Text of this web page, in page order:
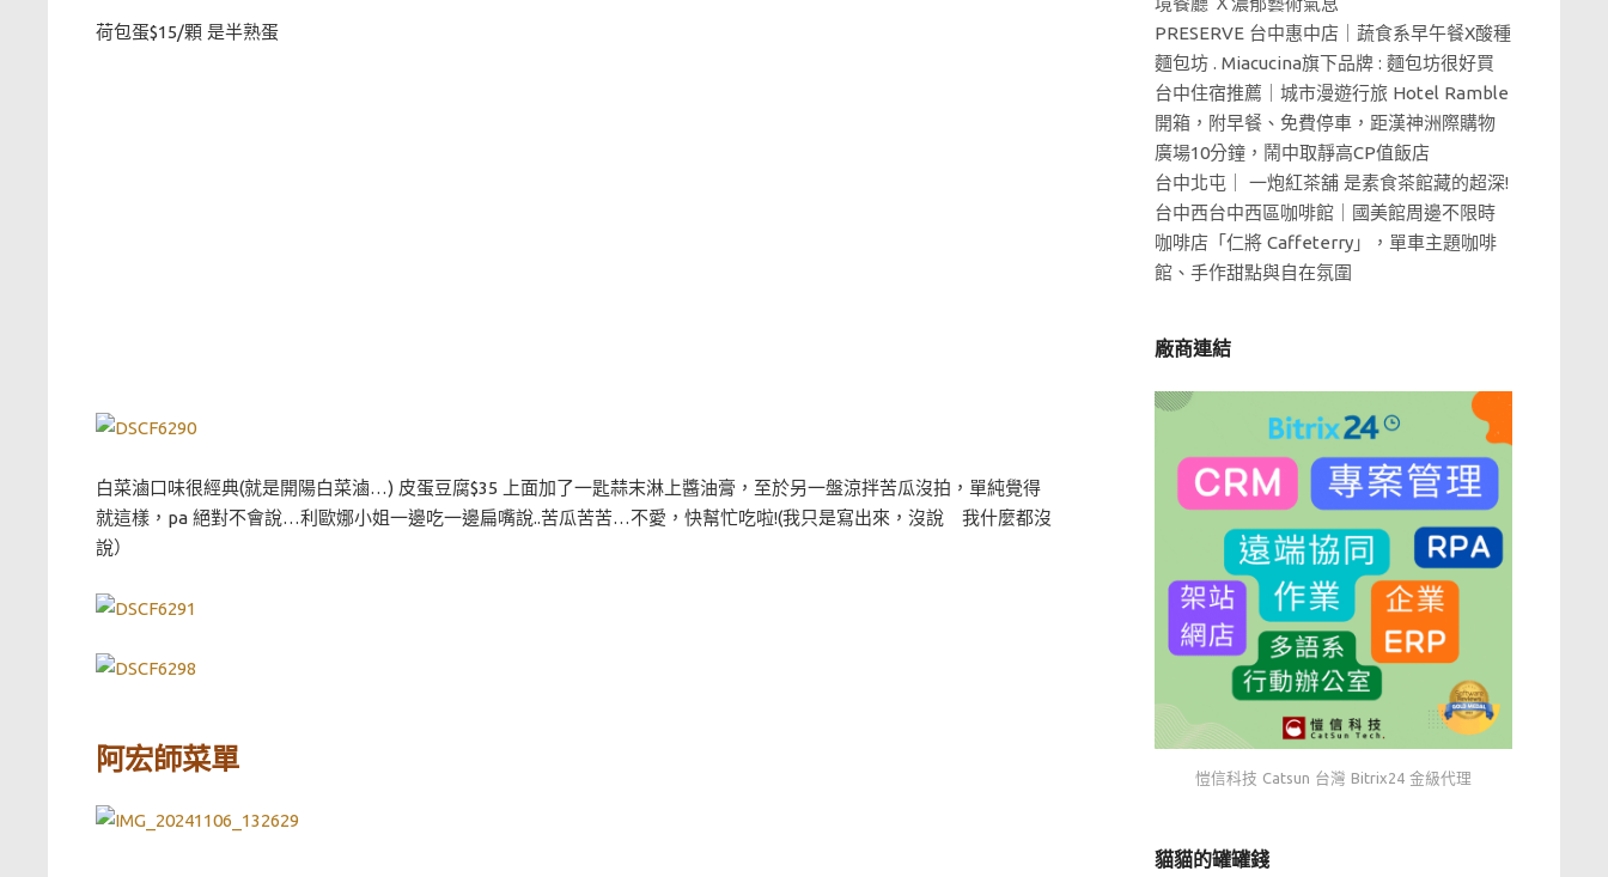
荷包蛋$15/顆 是半熟蛋
白菜滷口味很經典(就是開陽白菜滷…) 皮蛋豆腐$35 上面加了一匙蒜末淋上醬油膏，至於另一盤涼拌苦瓜沒拍，單純覺得
就這樣，pa 絕對不會說…利歐娜小姐一邊吃一邊扁嘴說..苦瓜苦苦…不愛，快幫忙吃啦!(我只是寫出來，沒說 我什麼都沒
說）
阿宏師菜單
PRESERVE 台中惠中店｜蔬食系早午餐X酸種
麵包坊 . Miacucina旗下品牌 : 麵包坊很好買
台中住宿推薦｜城市漫遊行旅 Hotel Ramble
開箱，附早餐、免費停車，距漢神洲際購物
廣場10分鐘，鬧中取靜高CP值飯店
台中北屯｜ 一炮紅茶舖 是素食茶館藏的超深!
台中西台中西區咖啡館｜國美館周邊不限時
咖啡店「仁將 Caffeterry」，單車主題咖啡
館、手作甜點與自在氛圍
廠商連結
愷信科技 Catsun 台灣 Bitrix24 金級代理
貓貓的罐罐錢